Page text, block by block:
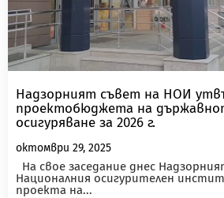
Надзорният съвет на НОИ
проектобюджета на
осигуряване за 2026 г.
октомври 29, 2025
На свое заседание днес
Националния осигурителен
проекта на...